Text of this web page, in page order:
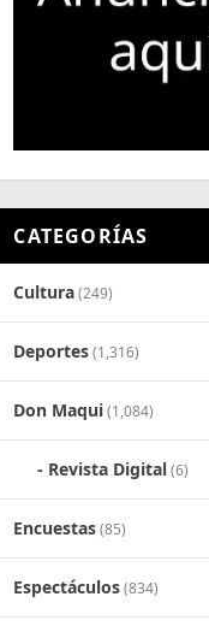
CATEGORÍAS
Cultura(249)
Deportes(1,316)
Don Maqui(1,084)
Revista Digital(6)
Encuestas(85)
Espectáculos(834)